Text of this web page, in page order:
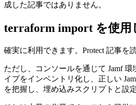
成した記事ではありません。
terraform import を使
確実に利用できます。Protect 記事を
ただし、コンソールを通じて Jamf
イプをインベントリ化し、正しい
を把握し、埋め込みスクリプトと設